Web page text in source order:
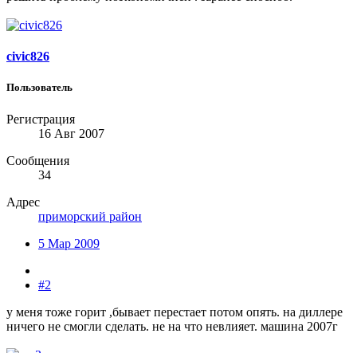
civic826
Пользователь
Регистрация
16 Авг 2007
Сообщения
34
Адрес
приморский район
5 Мар 2009
#2
у меня тоже горит ,бывает перестает потом опять. на диллере
ничего не смогли сделать. не на что невлияет. машина 2007г